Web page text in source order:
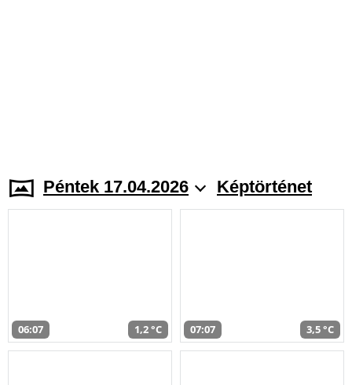
Péntek 17.04.2026 Képtörténet
06:07 1,2 °C 07:07 3,5 °C